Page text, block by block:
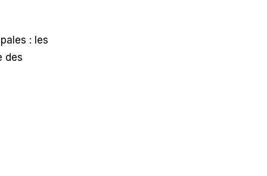
: les
des